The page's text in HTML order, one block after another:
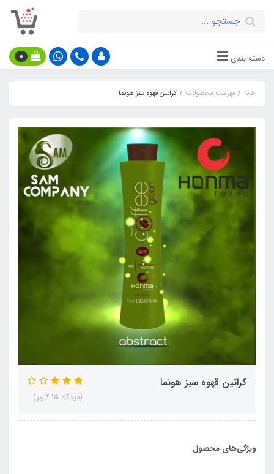
دسته بندی 0
خانه فهرست محصولات کراتین قهوه سبز هونما
کراتین قهوه سبز هونما
(دیدگاه 15 کاربر)
ویژگی‌های محصول